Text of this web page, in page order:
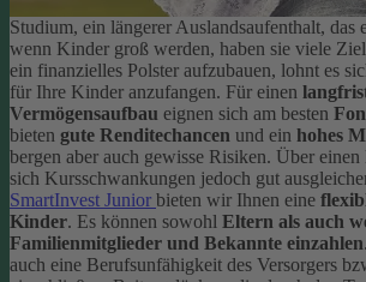
Studium, ein längerer Auslandsaufenthalt, das
wenn Kinder groß werden, haben sie viele
ein finanzielles Polster aufzubauen, lohnt es
für Ihre Kinder anzufangen. Für einen
Vermögensaufbau eignen sich am besten
bieten gute Renditechancen und ein hohes
bergen aber auch gewisse Risiken. Über
sich Kursschwankungen jedoch gut
SmartInvest Junior bieten wir Ihnen eine
Kinder. Es können sowohl Eltern als auch
Familienmitglieder und Bekannte einzahlen
auch eine Berufsunfähigkeit des Versorgers